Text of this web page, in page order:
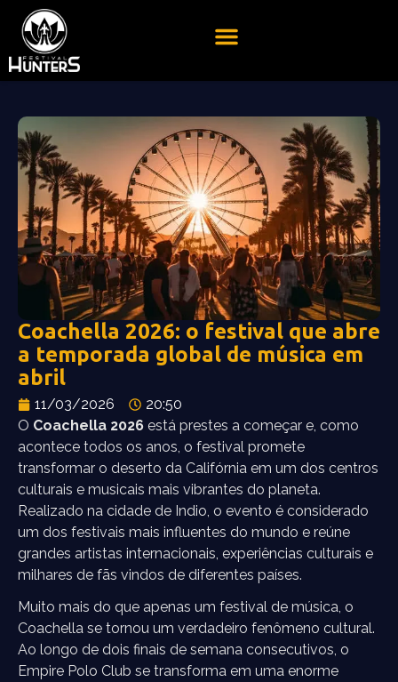
Coachella 2026: o festival que abre
a temporada global de música em
abril
11/03/2026
20:50
O Coachella 2026 está prestes a começar e, como
acontece todos os anos, o festival promete
transformar o deserto da Califórnia em um dos centros
culturais e musicais mais vibrantes do planeta.
Realizado na cidade de Indio, o evento é considerado
um dos festivais mais influentes do mundo e reúne
grandes artistas internacionais, experiências culturais e
milhares de fãs vindos de diferentes países.
Muito mais do que apenas um festival de música, o
Coachella se tornou um verdadeiro fenômeno cultural.
Ao longo de dois finais de semana consecutivos, o
Empire Polo Club se transforma em uma enorme